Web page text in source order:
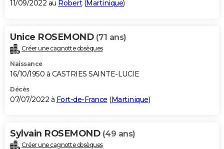
11/09/2022 au Robert(Martinique)
Unice ROSEMOND (71 ans)
Créer une cagnotte obsèques
Naissance
16/10/1950 à CASTRIES SAINTE-LUCIE
Décès
07/07/2022 à Fort-de-France (Martinique)
Sylvain ROSEMOND (49 ans)
Créer une cagnotte obsèques